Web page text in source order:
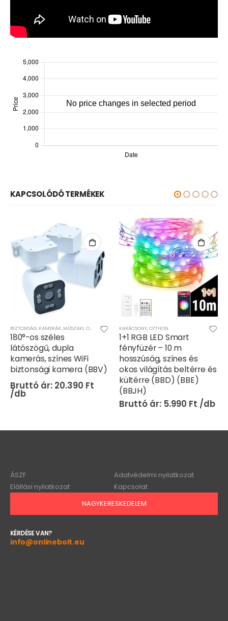
KAPCSOLÓDÓ TERMÉKEK
BIZTONSÁG, KAMERÁK, MŰSZAKI,OTTHON
180°-os széles
látószögű, dupla
kamerás, színes WiFi
biztonsági kamera (BBV)
20.390 Ft
KARÁCSONY,OTTHON
1+1 RGB LED Smart
fényfüzér – 10 m
hosszúság, színes és
okos világítás beltérre és
kültérre (BBD) (BBE)
(BBJH)
5.990 Ft
ÁSZF
Adatvédelmi nyilatkozat
Elállási nyilatkozat
Kapcsolat
NAGYKERESKEDELEM
KÉRDÉSE VAN?
info@onlinebolt.eu